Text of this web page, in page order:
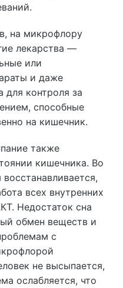
на микрофлору
лекарства —
или
и даже
для контроля за
способные
на кишечник.
также
кишечника. Во
всех внутренних
Недостаток сна
обмен веществ и
с
не высыпается,
ослабляется, что